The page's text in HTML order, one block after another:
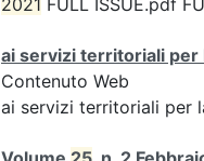
2021 FULL ISSUE.pdf
ai servizi territoriali per
Contenuto Web
ai servizi territoriali per